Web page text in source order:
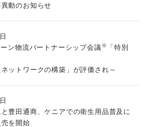
動のお知らせ
ン物流パートナーシップ会議 ※
「特別
ットワークの構築」が評価され～
豊田通商、ケニアでの衛生用品普及に
を開始